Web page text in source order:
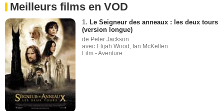
Meilleurs films en VOD
1. Le Seigneur des anneaux : les deux tours
(version longue)
de Peter Jackson
avec Elijah Wood, Ian McKellen
Film - Aventure